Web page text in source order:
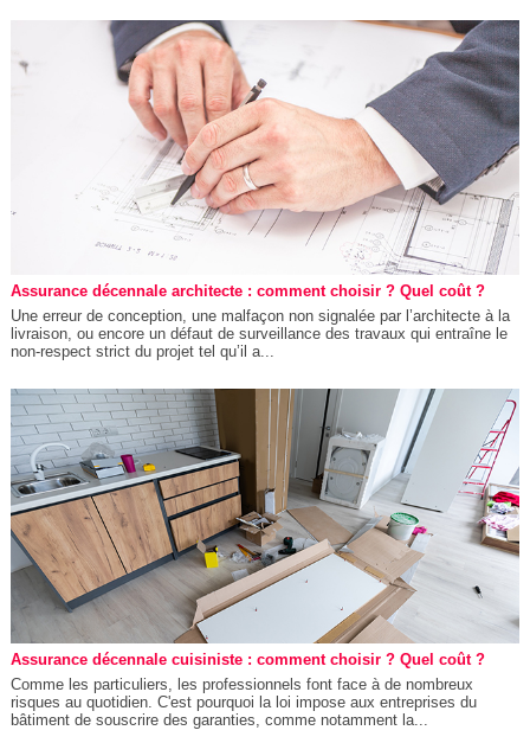
Assurance décennale architecte : comment choisir ? Quel coût ?
Une erreur de conception, une malfaçon non signalée par l’architecte à la
livraison, ou encore un défaut de surveillance des travaux qui entraîne le
non-respect strict du projet tel qu’il a...
Assurance décennale cuisiniste : comment choisir ? Quel coût ?
Comme les particuliers, les professionnels font face à de nombreux
risques au quotidien. C'est pourquoi la loi impose aux entreprises du
bâtiment de souscrire des garanties, comme notamment la...